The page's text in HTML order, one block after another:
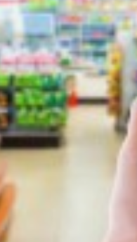
서 늘어나고 있습니다.
품 전문 온라인몰에 비하면 적
라임을 이용하면 다음 날~2일
가장 큰 특징입니다.
총액이 2,000엔 이상이면 무료
은 무료 배송입니다.
장품 확인하기
일본 발송이 많아 배송이 1~3
퍼 세일 기간을 이용하면 실질
많습니다.
포인트 배율 상승)로 더욱
.
총액이 3,980엔 이상이면 무료
만일 경우 약 500~800엔 정
화장품 확인하기
원한다면 오사카가 정답입니다. 후쿠
상". 복잡한 대도시보다 바다와
천합니다. 교토: "전통과 사색의 시간".
을 거닐며 일본의 역사를 느끼
관광객은 감수해야 합니다.
프라와 다양한 볼거리가
비가
활을 즐기고
면? ➡
기 드림 시티는 어디인가요?
이나 궁금한 점을 공유해 주세
꿀팁을 소개해 드릴게요.
여행 #도쿄한달살기 #오사
교토한달살기 #일본생활비 #
달살기
일정한 거리를 유지하는 세련
이벤)'이라 불리는 특유의 사투
감정 표현이 풍부하고 훨씬 활
~!)" - 친근한 맞장구 3. 인간관계와 대화
음엔 조심스럽고 경계하는 듯
다. 엘리베이터나 전철에서는
고 정이 많습니다. 초면에도
사장님과 손님이 친구처럼 농담
에게 길을 물어도 자기 일처럼
격 vs 가성비 두 지역의
, 그리고 **'트렌드'**를
싸더라도 내 삶의 가치를 높여
때: "이거 정말 비싼 거야.") 오사카: 실용성
. "손해 보는 것은 절대 못 참
부끄러워하지 않습니다. (자랑
츠코미) 5.